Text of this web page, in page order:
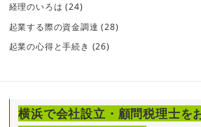
経理のいろは (24)
起業する際の資金調達 (28)
起業の心得と手続き (26)
横浜で会社設立・顧問税理士を